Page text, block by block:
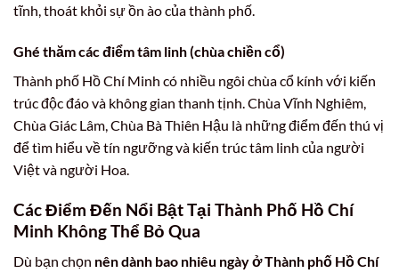
tĩnh, thoát khỏi sự ồn ào của thành phố.
Ghé thăm các điểm tâm linh (chùa chiền cổ)
Thành phố Hồ Chí Minh có nhiều ngôi chùa cổ kính với kiến
trúc độc đáo và không gian thanh tịnh. Chùa Vĩnh Nghiêm,
Chùa Giác Lâm, Chùa Bà Thiên Hậu là những điểm đến thú vị
để tìm hiểu về tín ngưỡng và kiến trúc tâm linh của người
Việt và người Hoa.
Các Điểm Đến Nổi Bật Tại Thành Phố Hồ Chí
Minh Không Thể Bỏ Qua
Dù bạn chọn nên dành bao nhiêu ngày ở Thành phố Hồ Chí